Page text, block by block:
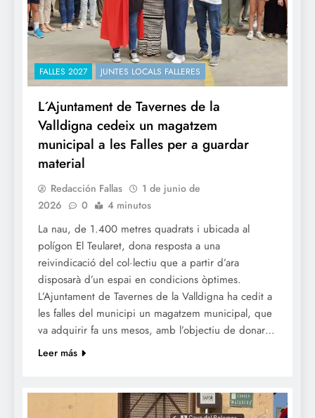
FALLES 2027 JUNTES LOCALS FALLERES
L´Ajuntament de Tavernes de la
Valldigna cedeix un magatzem
municipal a les Falles per a guardar
material
Redacción Fallas
1 de junio de
2026
0 4 minutos
La nau, de 1.400 metres quadrats i ubicada al
polígon El Teularet, dona resposta a una
reivindicació del col·lectiu que a partir d’ara
disposarà d’un espai en condicions òptimes.
L’Ajuntament de Tavernes de la Valldigna ha cedit a
les falles del municipi un magatzem municipal, que
va adquirir fa uns mesos, amb l’objectiu de donar…
Leer más